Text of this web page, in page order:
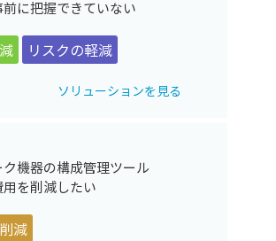
に把握できていない
リスクの軽減
ソリューションを見る
機器の構成管理ツール
を削減したい
減